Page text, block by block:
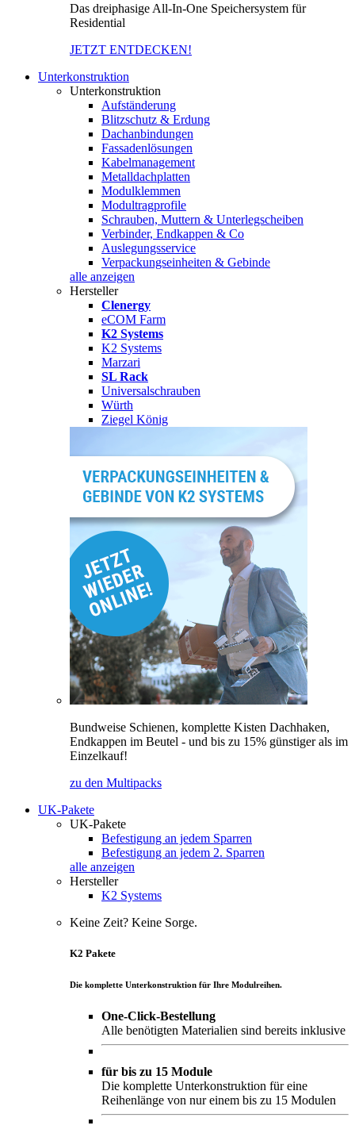
Das dreiphasige All-In-One Speichersystem für
Residential
JETZT ENTDECKEN!
Unterkonstruktion
Unterkonstruktion
Aufständerung
Blitzschutz & Erdung
Dachanbindungen
Fassadenlösungen
Kabelmanagement
Metalldachplatten
Modulklemmen
Modultragprofile
Schrauben, Muttern & Unterlegscheiben
Verbinder, Endkappen & Co
Auslegungsservice
Verpackungseinheiten & Gebinde
alle anzeigen
Hersteller
Clenergy
eCOM Farm
K2 Systems
K2 Systems
Marzari
SL Rack
Universalschrauben
Würth
Ziegel König
Bundweise Schienen, komplette Kisten Dachhaken,
Endkappen im Beutel - und bis zu 15% günstiger als im
Einzelkauf!
zu den Multipacks
UK-Pakete
UK-Pakete
Befestigung an jedem Sparren
Befestigung an jedem 2. Sparren
alle anzeigen
Hersteller
K2 Systems
Keine Zeit? Keine Sorge.
K2 Pakete
Die komplette Unterkonstruktion für Ihre Modulreihen.
One-Click-Bestellung
Alle benötigten Materialien sind bereits inklusive
für bis zu 15 Module
Die komplette Unterkonstruktion für eine
Reihenlänge von nur einem bis zu 15 Modulen